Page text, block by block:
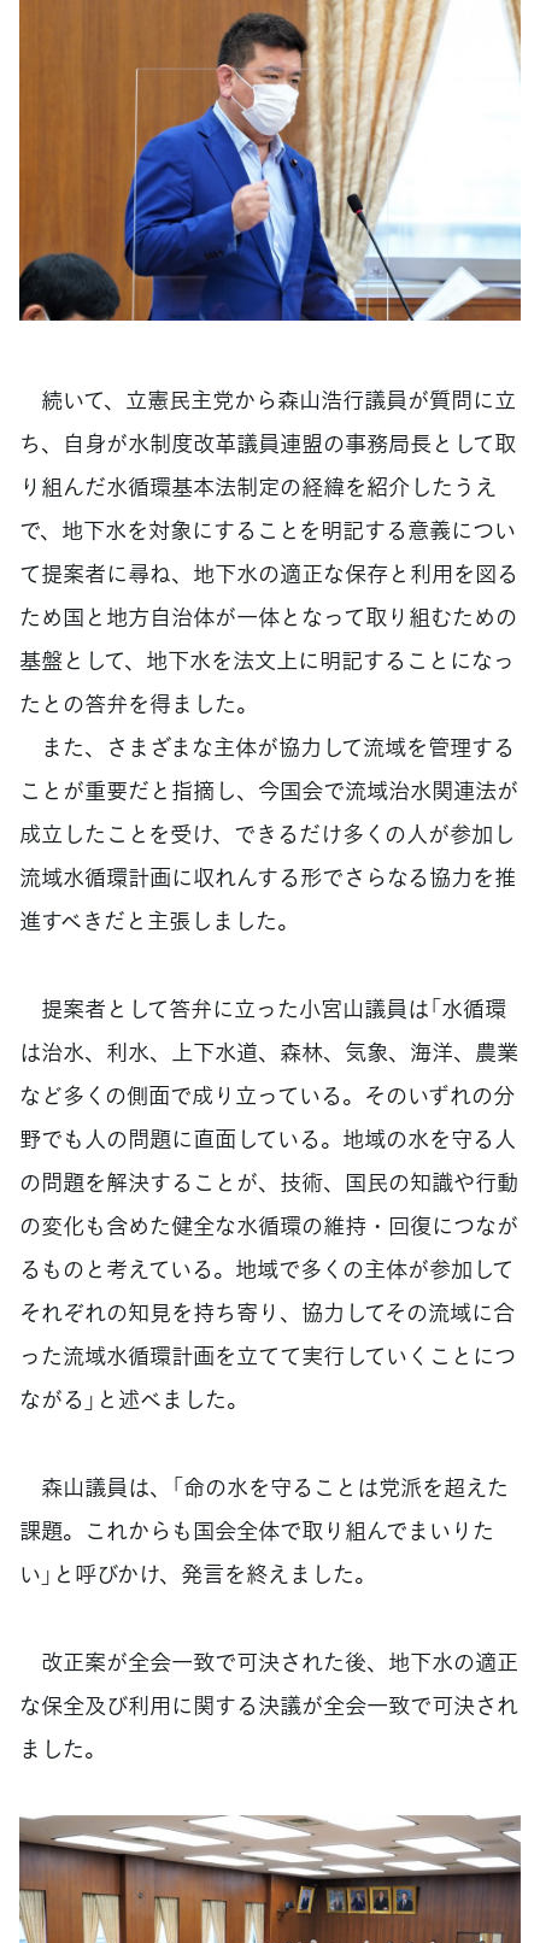
続いて、立憲民主党から森山浩行議員が質問に立
ち、自身が水制度改革議員連盟の事務局長として取
り組んだ水循環基本法制定の経緯を紹介したうえ
で、地下水を対象にすることを明記する意義につい
て提案者に尋ね、地下水の適正な保存と利用を図る
ため国と地方自治体が一体となって取り組むための
基盤として、地下水を法文上に明記することになっ
たとの答弁を得ました。
また、さまざまな主体が協力して流域を管理する
ことが重要だと指摘し、今国会で流域治水関連法が
成立したことを受け、できるだけ多くの人が参加し
流域水循環計画に収れんする形でさらなる協力を推
進すべきだと主張しました。
提案者として答弁に立った小宮山議員は「水循環
は治水、利水、上下水道、森林、気象、海洋、農業
など多くの側面で成り立っている。そのいずれの分
野でも人の問題に直面している。地域の水を守る人
の問題を解決することが、技術、国民の知識や行動
の変化も含めた健全な水循環の維持・回復につなが
るものと考えている。地域で多くの主体が参加して
それぞれの知見を持ち寄り、協力してその流域に合
った流域水循環計画を立てて実行していくことにつ
ながる」と述べました。
森山議員は、「命の水を守ることは党派を超えた
課題。これからも国会全体で取り組んでまいりた
い」と呼びかけ、発言を終えました。
改正案が全会一致で可決された後、地下水の適正
な保全及び利用に関する決議が全会一致で可決され
ました。